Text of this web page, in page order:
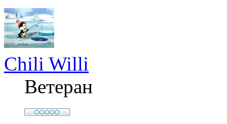
Chili Willi
Ветеран